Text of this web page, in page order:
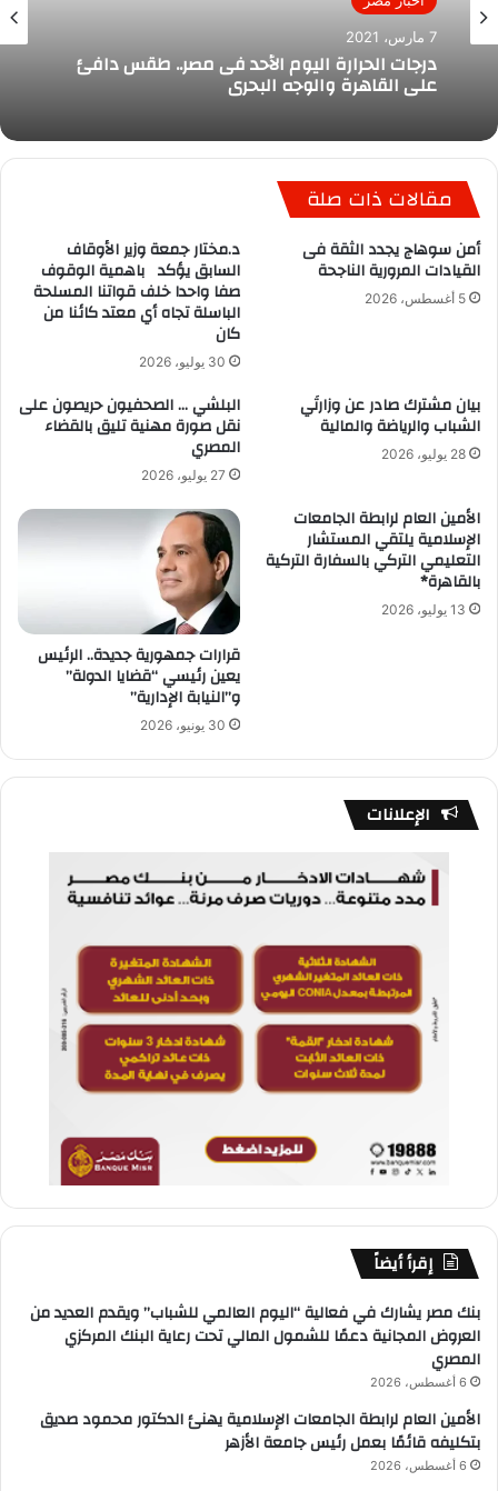
7 مارس، 2021
درجات الحرارة اليوم الأحد فى مصر.. طقس دافئ
على القاهرة والوجه البحرى
مقالات ذات صلة
أمن سوهاج يجدد الثقة فى
القيادات المرورية الناجحة
5 أغسطس، 2026
د.مختار جمعة وزير الأوقاف
السابق يؤكد باهمية الوقوف
صفا واحدا خلف قواتنا المسلحة
الباسلة تجاه أي معتد كائنا من
كان
30 يوليو، 2026
بيان مشترك صادر عن وزارتَي
الشباب والرياضة والمالية
28 يوليو، 2026
البلشي … الصحفيون حريصون على
نقل صورة مهنية تليق بالقضاء
المصري
27 يوليو، 2026
الأمين العام لرابطة الجامعات
الإسلامية يلتقي المستشار
التعليمي التركي بالسفارة التركية
بالقاهرة*
13 يوليو، 2026
قرارات جمهورية جديدة.. الرئيس
يعين رئيسي “قضايا الدولة”
و”النيابة الإدارية”
30 يونيو، 2026
الإعلانات
إقرأ أيضاً
بنك مصر يشارك في فعالية “اليوم العالمي للشباب” ويقدم العديد من
العروض المجانية دعمًا للشمول المالي تحت رعاية البنك المركزي
المصري
6 أغسطس، 2026
الأمين العام لرابطة الجامعات الإسلامية يهنئ الدكتور محمود صديق
بتكليفه قائمًا بعمل رئيس جامعة الأزهر
6 أغسطس، 2026